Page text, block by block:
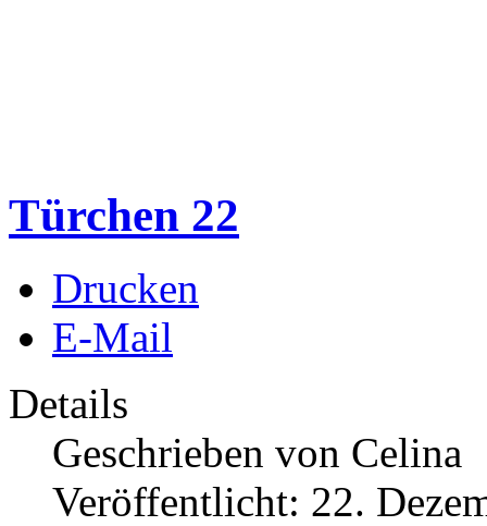
Türchen 22
Drucken
E-Mail
Details
Geschrieben von Celina
Veröffentlicht: 22.